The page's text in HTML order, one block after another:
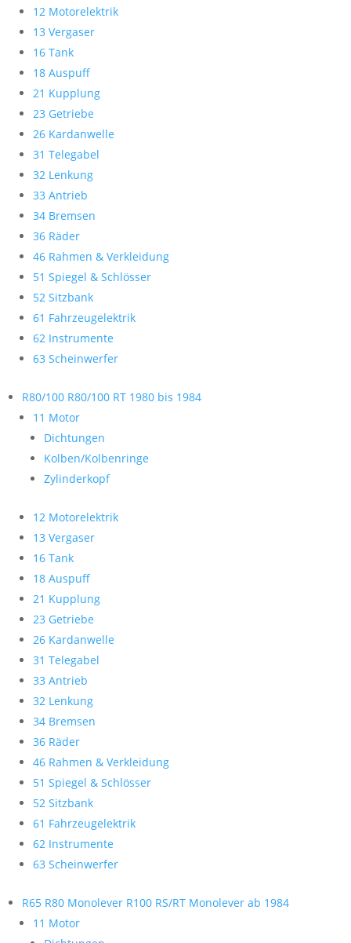
12 Motorelektrik
13 Vergaser
16 Tank
18 Auspuff
21 Kupplung
23 Getriebe
26 Kardanwelle
31 Telegabel
32 Lenkung
33 Antrieb
34 Bremsen
36 Räder
46 Rahmen & Verkleidung
51 Spiegel & Schlösser
52 Sitzbank
61 Fahrzeugelektrik
62 Instrumente
63 Scheinwerfer
R80/100 R80/100 RT 1980 bis 1984
11 Motor
Dichtungen
Kolben/Kolbenringe
Zylinderkopf
12 Motorelektrik
13 Vergaser
16 Tank
18 Auspuff
21 Kupplung
23 Getriebe
26 Kardanwelle
31 Telegabel
33 Antrieb
32 Lenkung
34 Bremsen
36 Räder
46 Rahmen & Verkleidung
51 Spiegel & Schlösser
52 Sitzbank
61 Fahrzeugelektrik
62 Instrumente
63 Scheinwerfer
R65 R80 Monolever R100 RS/RT Monolever ab 1984
11 Motor